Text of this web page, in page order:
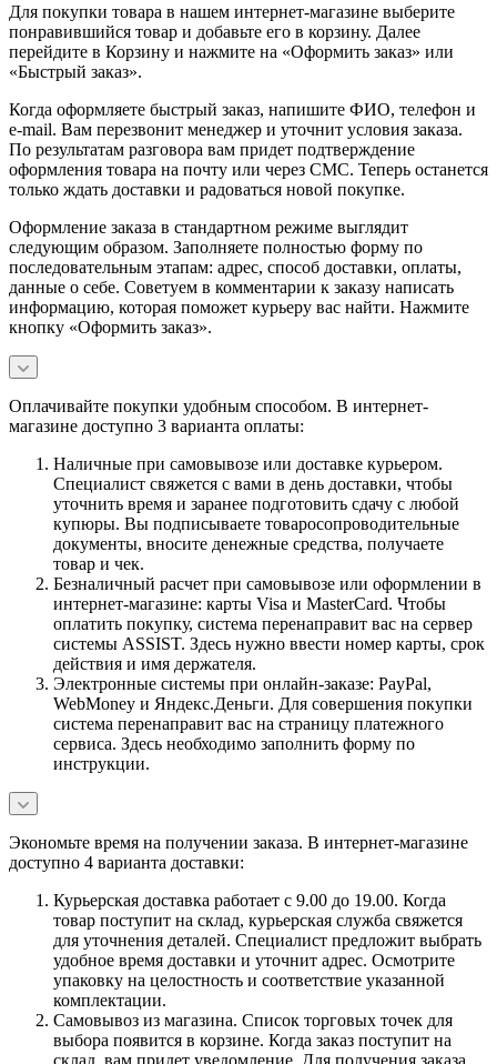
Для покупки товара в нашем интернет-магазине выберите
понравившийся товар и добавьте его в корзину. Далее
перейдите в Корзину и нажмите на «Оформить заказ» или
«Быстрый заказ».
Когда оформляете быстрый заказ, напишите ФИО, телефон и
e-mail. Вам перезвонит менеджер и уточнит условия заказа.
По результатам разговора вам придет подтверждение
оформления товара на почту или через СМС. Теперь останется
только ждать доставки и радоваться новой покупке.
Оформление заказа в стандартном режиме выглядит
следующим образом. Заполняете полностью форму по
последовательным этапам: адрес, способ доставки, оплаты,
данные о себе. Советуем в комментарии к заказу написать
информацию, которая поможет курьеру вас найти. Нажмите
кнопку «Оформить заказ».
Оплачивайте покупки удобным способом. В интернет-
магазине доступно 3 варианта оплаты:
Наличные при самовывозе или доставке курьером.
Специалист свяжется с вами в день доставки, чтобы
уточнить время и заранее подготовить сдачу с любой
купюры. Вы подписываете товаросопроводительные
документы, вносите денежные средства, получаете
товар и чек.
Безналичный расчет при самовывозе или оформлении в
интернет-магазине: карты Visa и MasterCard. Чтобы
оплатить покупку, система перенаправит вас на сервер
системы ASSIST. Здесь нужно ввести номер карты, срок
действия и имя держателя.
Электронные системы при онлайн-заказе: PayPal,
WebMoney и Яндекс.Деньги. Для совершения покупки
система перенаправит вас на страницу платежного
сервиса. Здесь необходимо заполнить форму по
инструкции.
Экономьте время на получении заказа. В интернет-магазине
доступно 4 варианта доставки:
Курьерская доставка работает с 9.00 до 19.00. Когда
товар поступит на склад, курьерская служба свяжется
для уточнения деталей. Специалист предложит выбрать
удобное время доставки и уточнит адрес. Осмотрите
упаковку на целостность и соответствие указанной
комплектации.
Самовывоз из магазина. Список торговых точек для
выбора появится в корзине. Когда заказ поступит на
склад, вам придет уведомление. Для получения заказа